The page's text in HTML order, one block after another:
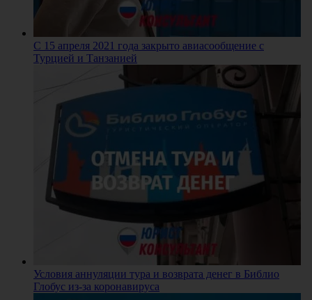
С 15 апреля 2021 года закрыто авиасообщение с
Турцией и Танзанией
Условия аннуляции тура и возврата денег в Библио
Глобус из-за коронавируса